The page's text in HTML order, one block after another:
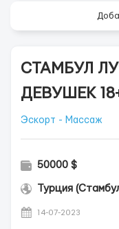
СТАМБУЛ
ДЕВУШЕК
Эскорт - Массаж
50000 $
Турция
14-07-2023